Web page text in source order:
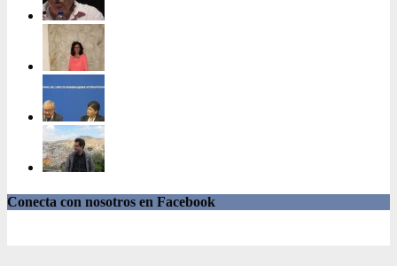
Conecta con nosotros en Facebook